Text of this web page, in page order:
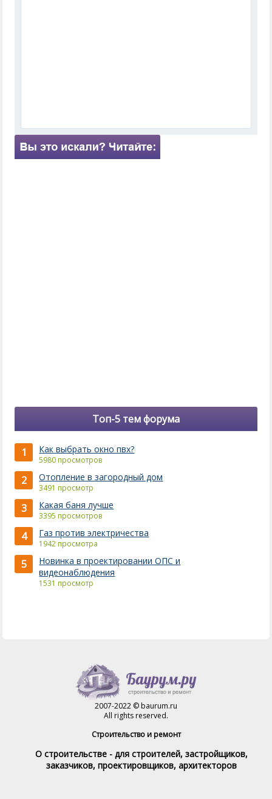
Топ-5 тем форума
1 Как выбрать окно пвх?
5980 просмотров
2 Отопление в загородный дом
3491 просмотр
3 Какая баня лучше
3395 просмотров
4 Газ против электричества
1942 просмотра
5
Новинка в проектировании ОПС и
видеонаблюдения
1531 просмотр
2007-2022 © baurum.ru
All rights reserved.
Строительство и ремонт
О строительстве - для строителей, застройщиков,
заказчиков, проектировщиков, архитекторов